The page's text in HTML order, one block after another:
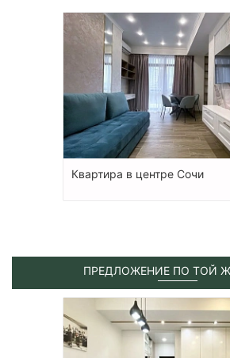
Квартира в центре Сочи
ПРЕДЛОЖЕНИЕ ПО ТОЙ